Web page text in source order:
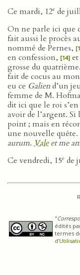
Ce mardi, 12e de
On ne parle ici que
fait aussi le procès
nommé de Pernes,
en confession, [14]
grosse du
fait de cocus au
eu ce Galiend’un
femme de M.
dit ici que le roi
avoir de l’argent.
point ; mais en
une nouvelle quête.
aurum. Valeet me
Ce vendredi, 15e de
"
édités
termes